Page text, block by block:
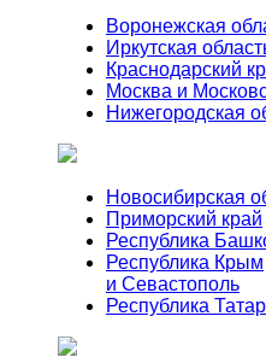
Воронежская
Иркутская
Краснодарский
Москва и
Нижегородская
Новосибирская
Приморский край
Республика
Республика Крым
и Севастополь
Республика